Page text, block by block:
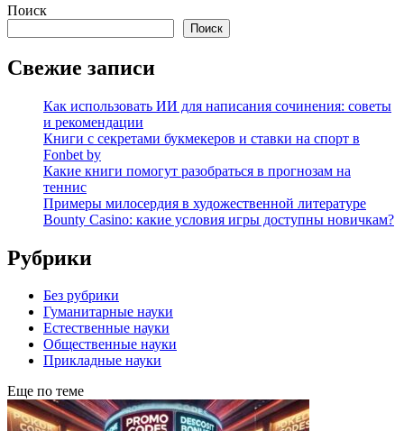
Поиск
Поиск
Свежие записи
Как использовать ИИ для написания сочинения: советы
и рекомендации
Книги с секретами букмекеров и ставки на спорт в
Fonbet by
Какие книги помогут разобраться в прогнозам на
теннис
Примеры милосердия в художественной литературе
Bounty Casino: какие условия игры доступны новичкам?
Рубрики
Без рубрики
Гуманитарные науки
Естественные науки
Общественные науки
Прикладные науки
Еще по теме